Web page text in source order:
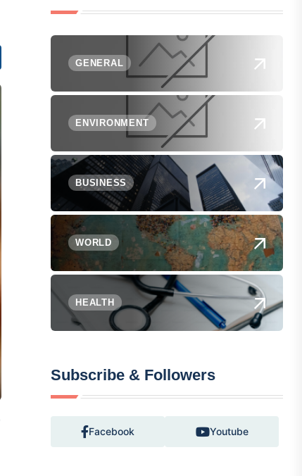
GENERAL
ENVIRONMENT
BUSINESS
WORLD
HEALTH
Subscribe & Followers
Facebook Youtube